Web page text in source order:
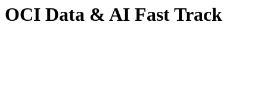
OCI Data & AI Fast Track